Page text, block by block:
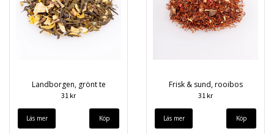
Landborgen, grönt te
31 kr
Läs mer
Frisk & sund, rooibos
31 kr
Läs mer